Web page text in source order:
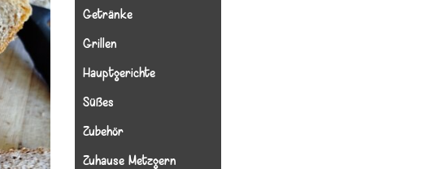
Getränke
Grillen
Hauptgerichte
Süßes
Zubehör
Zuhause Metzgern